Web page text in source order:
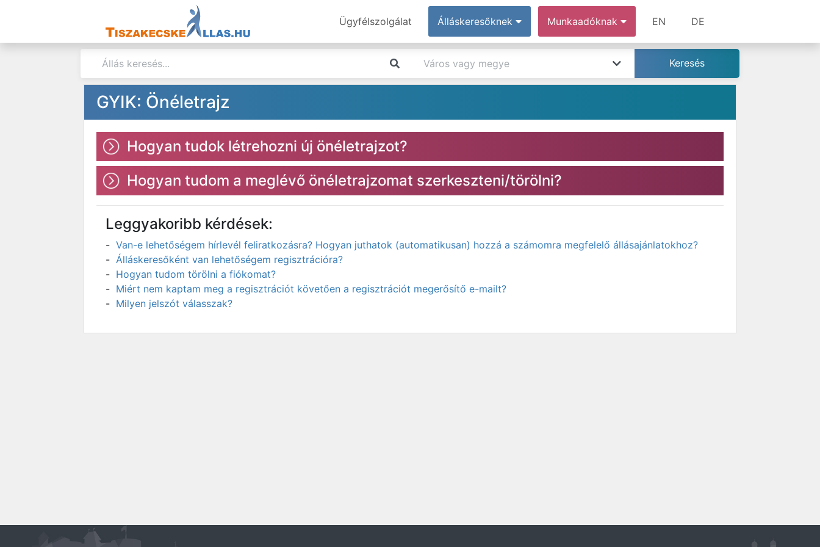
Ügyfélszolgálat Álláskeresőknek Munkaadóknak EN DE
GYIK: Önéletrajz
Hogyan tudok létrehozni új önéletrajzot?
Hogyan tudom a meglévő önéletrajzomat szerkeszteni/törölni?
Leggyakoribb kérdések:
Van-e lehetőségem hírlevél feliratkozásra? Hogyan juthatok (automatikusan) hozzá a számomra megfelelő állásajánlatokhoz?
Álláskeresőként van lehetőségem regisztrációra?
Hogyan tudom törölni a fiókomat?
Miért nem kaptam meg a regisztrációt követően a regisztrációt megerősítő e-mailt?
Milyen jelszót válasszak?